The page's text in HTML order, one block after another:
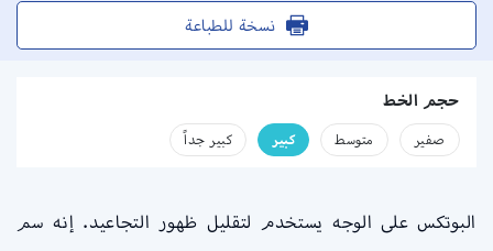
نسخة للطباعة
حجم الخط
صفير متوسط كبير كبير جداً
البوتكس على الوجه يستخدم لتقليل ظهور التجاعيد. إنه سم